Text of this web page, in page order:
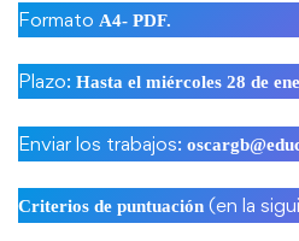
Formato A4- PDF.
Plazo: Hasta el miércoles 28 de
Enviar los trabajos:
Criterios de puntuación (en la